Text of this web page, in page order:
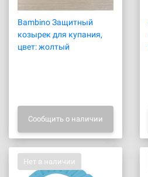
Bambino Защитный
козырек для купания,
цвет: жолтый
Сообщить о наличии
Нет в наличии